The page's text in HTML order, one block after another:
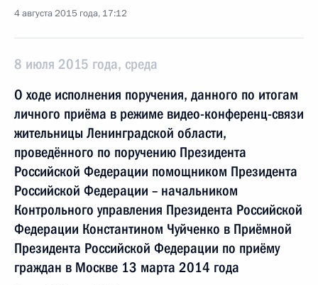
4 августа 2015 года, 17:12
8 июля 2015 года, среда
О ходе исполнения поручения, данного по итогам
личного приёма в режиме видео-конференц-связи
жительницы Ленинградской области,
проведённого по поручению Президента
Российской Федерации помощником Президента
Российской Федерации – начальником
Контрольного управления Президента Российской
Федерации Константином Чуйченко в Приёмной
Президента Российской Федерации по приёму
граждан в Москве 13 марта 2014 года